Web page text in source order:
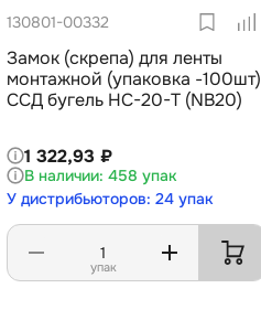
130801-00332
Замок (скрепа) для ленты
монтажной (упаковка -100шт)
ССД бугель НС-20-Т (NB20)
1 322,93 ₽
458 упак
У дистрибьюторов: 24 упак
упак